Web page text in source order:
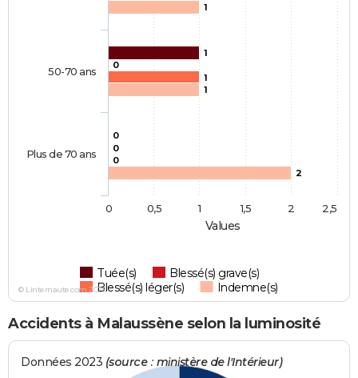
Values
1
0
0
0
1
0
1
1
2
Tuée(s)
Blessé(s) grave(s)
Blessé(s) léger(s)
Indemne(s)
50-70 ans
Plus de 70 ans
0 0,5 1 1,5 2 2,5
© Linternaute.com 2026
Accidents à Malaussène selon la luminosité
Données 2023 (source : ministère de l'Intérieur)